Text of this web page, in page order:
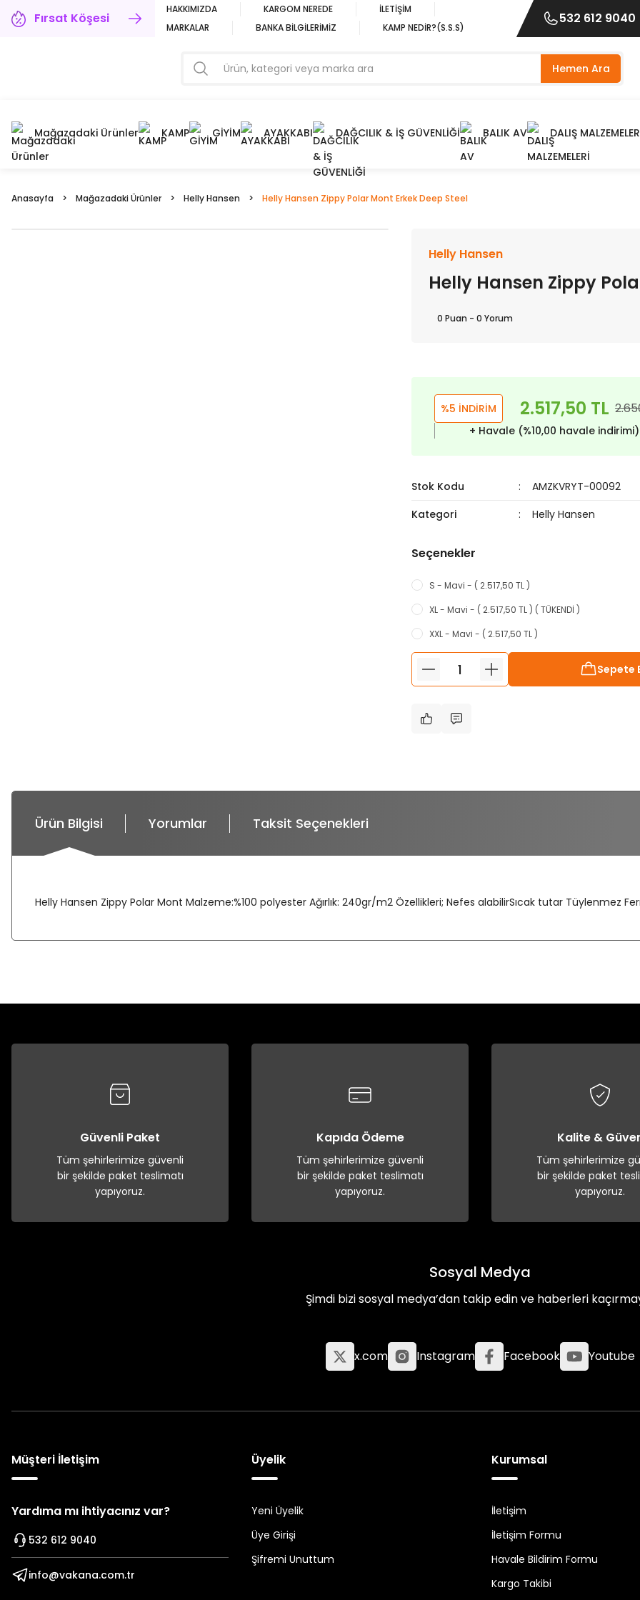
Fırsat Köşesi
HAKKIMIZDA KARGOM NEREDE
İLETİŞİM
MARKALAR
BANKA BİLGİLERİMİZ KAMP NEDİR?(S.S.S)
532 612 9040
Hemen Ara
Mağazadaki Ürünler KAMP GİYİM AYAKKABI DAĞCILIK & İŞ GÜVENLİĞİ BALIK AV DALIŞ
Anasayfa Mağazadaki Ürünler Helly Hansen Helly Hansen Zippy Polar Mont Erkek Deep Steel
Helly Hansen
Helly Hansen Zippy
0 Puan - 0 Yorum
%5 İNDİRİM 2.517,50 TL
+ Havale (%10,00 havale indirimi)
Stok Kodu
AMZKVRYT-00092
Kategori
Helly Hansen
Seçenekler
S - Mavi - ( 2.517,50 TL )
XL - Mavi - ( 2.517,50 TL ) ( TÜKENDİ )
XXL - Mavi - ( 2.517,50 TL )
Sepete
Ürün Bilgisi Yorumlar Taksit Seçenekleri
Helly Hansen Zippy Polar Mont Malzeme:%100 polyester Ağırlık: 240gr/m2 Özellikleri; Nefes alabilirSıcak tutar Tüylenmez
Güvenli Paket
Tüm şehirlerimize güvenli
bir şekilde paket teslimatı
yapıyoruz.
Kapıda Ödeme
Tüm şehirlerimize güvenli
bir şekilde paket teslimatı
yapıyoruz.
Kalite &
Tüm şehirlerimize
bir şekilde paket
yapıyoruz.
Sosyal Medya
Şimdi bizi sosyal medya’dan takip edin ve haberleri
x.com Instagram Facebook Youtube
Müşteri İletişim
Yardıma mı ihtiyacınız var?
532 612 9040
info@vakana.com.tr
Üyelik
Yeni Üyelik
Üye Girişi
Şifremi Unuttum
Kurumsal
İletişim
İletişim Formu
Havale Bildirim Formu
Kargo Takibi